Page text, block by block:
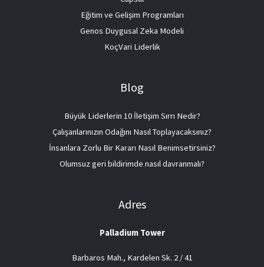
Eğitim ve Gelişim Programları
Genos Duygusal Zeka Modeli
KoçVari Liderlik
Blog
Büyük Liderlerin 10 İletişim Sırrı Nedir?
Çalışanlarınızın Odağını Nasıl Toplayacaksınız?
İnsanlara Zorlu Bir Kararı Nasıl Benimsetirsiniz?
Olumsuz geri bildirimde nasıl davranmalı?
Adres
Palladium Tower
Barbaros Mah., Kardelen Sk. 2 / 41